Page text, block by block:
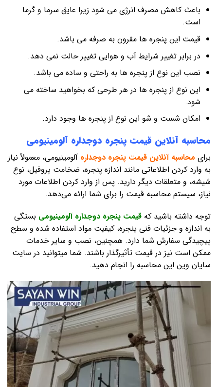
باعث کاهش مصرف انرژی می شود زیرا عایق سرما و گرما
است.
قیمت این پنجره ها مقرون به صرفه می باشد.
در برابر تغییر شرایط آب و هوایی تغییر حالت نمی دهد.
نصب این نوع از پنجره ها به راحتی و ساده می باشد.
این نوع از پنجره ها در هر طرحی که بخواهید ساخته می
شود.
امکان شست و شو این نوع از پنجره ها وجود دارد.
محاسبه آنلاین قیمت پنجره دوجداره آلومینیومی
برای محاسبه آنلاین قیمت پنجره دوجداره آلومینیومی، معمولاً نیاز
به وارد کردن اطلاعاتی مانند اندازه پنجره، ضخامت پروفیل، نوع
شیشه، و متعلقات دیگر دارید. پس از وارد کردن اطلاعات مورد
نیاز، سیستم محاسبه قیمت را برای شما ارائه می‌دهد.
توجه داشته باشید که قیمت پنجره دوجداره آلومینیومی بستگی
به اندازه و جزئیات فنی پنجره، کیفیت مواد استفاده شده و سطح
پیچیدگی سفارش شما دارد. همچنین، نصب و سایر خدمات
ممکن است نیز در قیمت تأثیرگذار باشند. شما میتوانید در سایت
سایان وین این محاسبه را انجام دهید.